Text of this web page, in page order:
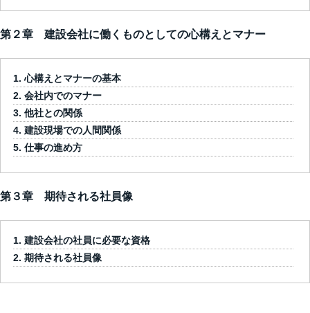
第２章 建設会社に働くものとしての心構えとマナー
心構えとマナーの基本
会社内でのマナー
他社との関係
建設現場での人間関係
仕事の進め方
第３章 期待される社員像
建設会社の社員に必要な資格
期待される社員像